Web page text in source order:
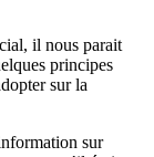
il nous parait
principes
sur la
sur